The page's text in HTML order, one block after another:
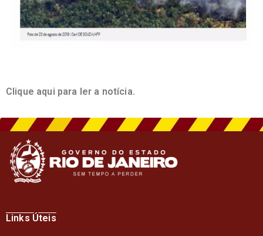
Clique aqui para ler a notícia.
Links Úteis